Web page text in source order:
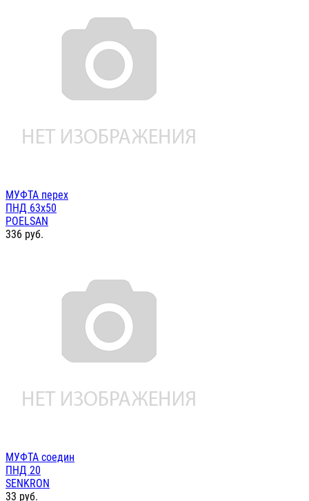
МУФТА перех
ПНД 63х50
POELSAN
336 руб.
МУФТА соедин
ПНД 20
SENKRON
33 руб.